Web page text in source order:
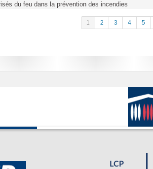
du feu dans la prévention des incendies
1 2 3 4 5
LCP